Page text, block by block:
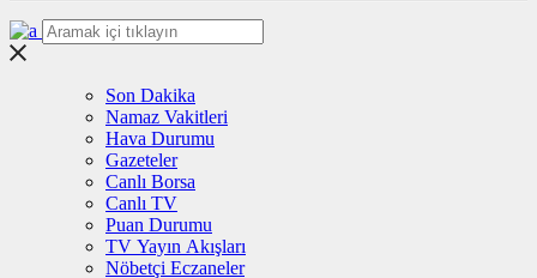
Son Dakika
Namaz Vakitleri
Hava Durumu
Gazeteler
Canlı Borsa
Canlı TV
Puan Durumu
TV Yayın Akışları
Nöbetçi Eczaneler